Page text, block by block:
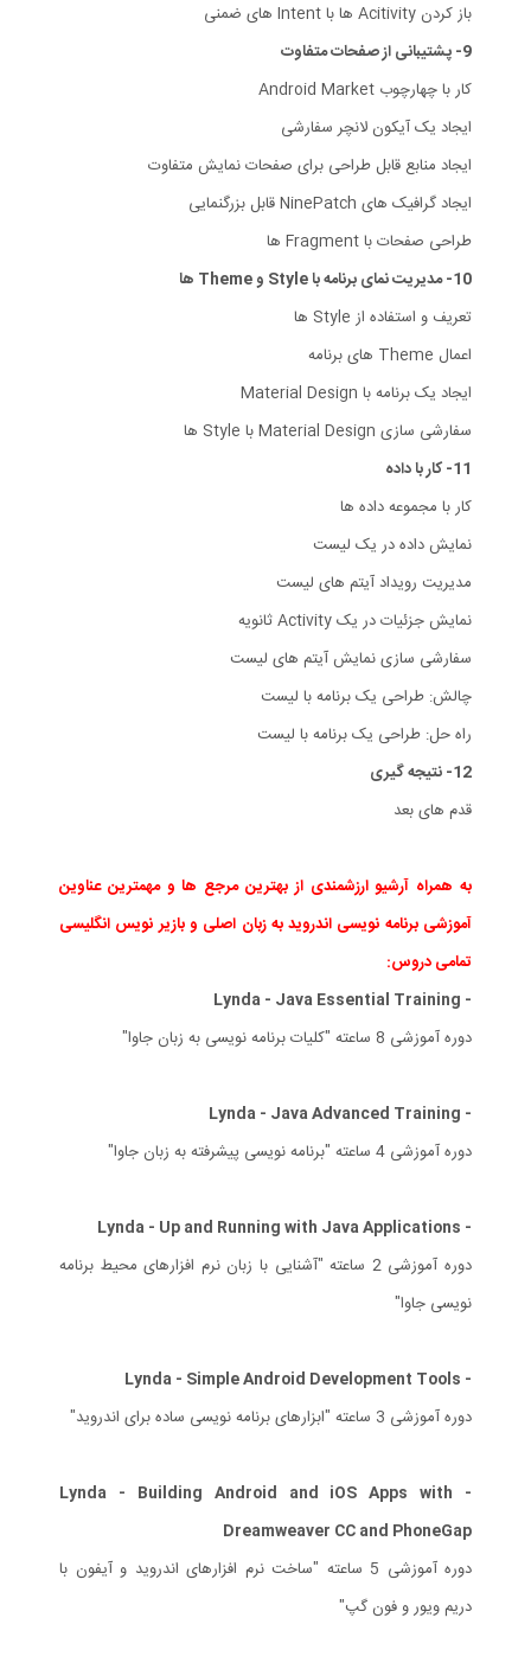
باز کردن Acitivity ها با Intent های ضمنی
9- پشتیبانی از صفحات متفاوت
کار با چهارچوب Android Market
ایجاد یک آیکون لانچر سفارشی
ایجاد منابع قابل طراحی برای صفحات نمایش متفاوت
ایجاد گرافیک های NinePatch قابل بزرگنمایی
طراحی صفحات با Fragment ها
10- مدیریت نمای برنامه با Style و Theme ها
تعریف و استفاده از Style ها
اعمال Theme های برنامه
ایجاد یک برنامه با Material Design
سفارشی سازی Material Design با Style ها
11- کار با داده
کار با مجموعه داده ها
نمایش داده در یک لیست
مدیریت رویداد آیتم های لیست
نمایش جزئیات در یک Activity ثانویه
سفارشی سازی نمایش آیتم های لیست
چالش: طراحی یک برنامه با لیست
راه حل: طراحی یک برنامه با لیست
12- نتیجه گیری
قدم های بعد
به همراه آرشیو ارزشمندی از بهترین مرجع ها و مهمترین عناوین
آموزشی برنامه نویسی اندروید به زبان اصلی و بازیر نویس انگلیسی
تمامی دروس:
- Lynda - Java Essential Training
دوره آموزشی 8 ساعته "کلیات برنامه نویسی به زبان جاوا"
- Lynda - Java Advanced Training
دوره آموزشی 4 ساعته "برنامه نویسی پیشرفته به زبان جاوا"
- Lynda - Up and Running with Java Applications
دوره آموزشی 2 ساعته "آشنایی با زبان نرم افزارهای محیط برنامه
نویسی جاوا"
- Lynda - Simple Android Development Tools
دوره آموزشی 3 ساعته "ابزارهای برنامه نویسی ساده برای اندروید"
- Lynda - Building Android and iOS Apps with
Dreamweaver CC and PhoneGap
دوره آموزشی 5 ساعته "ساخت نرم افزارهای اندروید و آیفون با
دریم ویور و فون گپ"